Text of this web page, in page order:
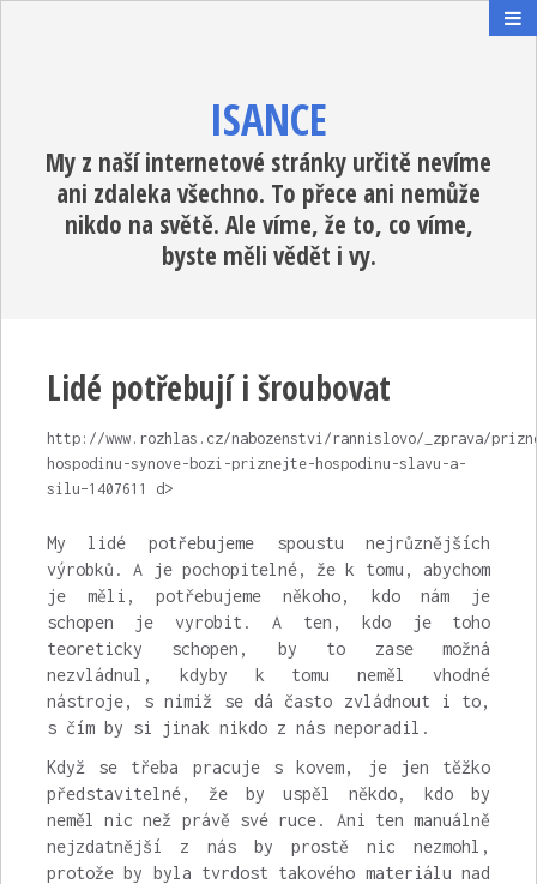
ISANCE
My z naší internetové stránky určitě nevíme
ani zdaleka všechno. To přece ani nemůže
nikdo na světě. Ale víme, že to, co víme,
byste měli vědět i vy.
Lidé potřebují i šroubovat
http://www.rozhlas.cz/nabozenstvi/rannislovo/_zprava/
hospodinu-synove-bozi-priznejte-hospodinu-slavu-a-
silu–1407611 d>
My lidé potřebujeme spoustu nejrůznějších
výrobků. A je pochopitelné, že k tomu, abychom
je měli, potřebujeme někoho, kdo nám je
schopen je vyrobit. A ten, kdo je toho
teoreticky schopen, by to zase možná
nezvládnul, kdyby k tomu neměl vhodné
nástroje, s nimiž se dá často zvládnout i to,
s čím by si jinak nikdo z nás neporadil.
Když se třeba pracuje s kovem, je jen těžko
představitelné, že by uspěl někdo, kdo by
neměl nic než právě své ruce. Ani ten manuálně
nejzdatnější z nás by prostě nic nezmohl,
protože by byla tvrdost takového materiálu nad